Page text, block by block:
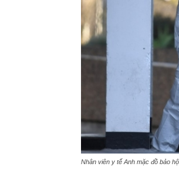
Nhân viên y tế Anh mặc đồ bảo